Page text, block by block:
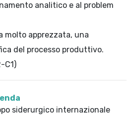
analitico e al problem
molto apprezzata, una
del processo produttivo.
C1)
siderurgico internazionale